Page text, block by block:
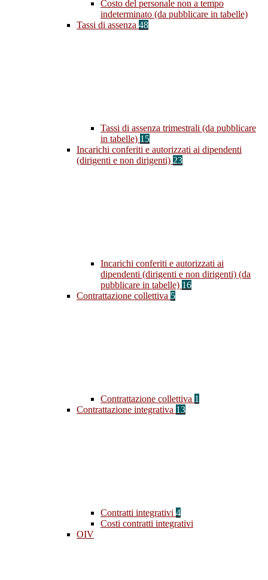
Costo del personale non a tempo
indeterminato (da pubblicare in tabelle)
Tassi di assenza 48
Tassi di assenza trimestrali (da pubblicare
in tabelle) 15
Incarichi conferiti e autorizzati ai dipendenti
(dirigenti e non dirigenti) 23
Incarichi conferiti e autorizzati ai
dipendenti (dirigenti e non dirigenti) (da
pubblicare in tabelle) 16
Contrattazione collettiva 5
Contrattazione collettiva 1
Contrattazione integrativa 13
Contratti integrativi 4
Costi contratti integrativi
OIV